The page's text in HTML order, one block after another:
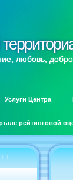
любовь, добро
Услуги Центра
рейтинговой